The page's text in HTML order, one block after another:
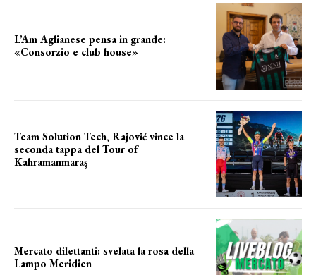
L’Am Aglianese pensa in grande:
«Consorzio e club house»
Team Solution Tech, Rajović vince la
seconda tappa del Tour of
Kahramanmaraş
Mercato dilettanti: svelata la rosa della
Lampo Meridien